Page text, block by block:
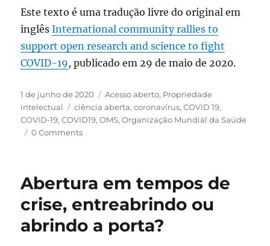
Este texto é uma tradução livre do original em
inglêsInternational community rallies to
support open research and science to fight
COVID-19, publicado em 29 de maio de 2020.
Publicado
em
1 de junho de 2020 Categorias
Acesso aberto, Propriedade
intelectual
Tags
ciência aberta,coronavírus,COVID 19,
COVID-19,COVID19,OMS,Organização Mundial da Saúde
0 Comments
Abertura em tempos de
crise, entreabrindo ou
abrindo a porta?